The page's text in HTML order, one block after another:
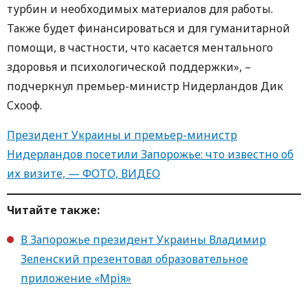
турбин и необходимых материалов для работы.
Также будет финансироваться и для гуманитарной
помощи, в частности, что касается ментального
здоровья и психологической поддержки», –
подчеркнул премьер-министр Нидерландов Дик
Схооф.
Президент Украины и премьер-министр
Нидерландов посетили Запорожье: что известно об
их визите, — ФОТО, ВИДЕО
Читайте также:
В Запорожье президент Украины Владимир
Зеленский презентовал образовательное
приложение «Мрія»